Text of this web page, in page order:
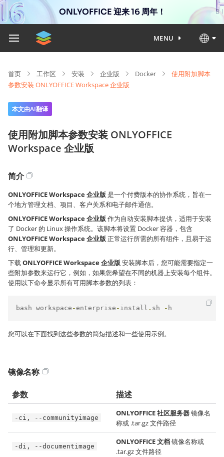
ONLYOFFICE 迎来 16 周年！
MENU
首页 工作区 安装 企业版 Docker
使用附加脚本
参数安装 ONLYOFFICE Workspace 企业版
本文由AI翻译
使用附加脚本参数安装 ONLYOFFICE
Workspace 企业版
简介
ONLYOFFICE Workspace 企业版 是一个付费版本的协作系统，旨在一
个地方管理文档、项目、客户关系和电子邮件通信。
ONLYOFFICE Workspace 企业版 作为自动安装脚本提供，适用于安装
了 Docker 的 Linux 操作系统。该脚本将设置 Docker 容器，包含
ONLYOFFICE Workspace 企业版 正常运行所需的所有组件，且易于运
行、管理和更新。
下载ONLYOFFICE Workspace 企业版 安装脚本后，您可能需要指定一
些附加参数来运行它，例如，如果您希望在不同的机器上安装每个组件。
使用以下命令显示所有可用脚本参数的列表：
bash workspace -enterprise - install . sh - h
您可以在下面找到这些参数的简短描述和一些使用示例。
镜像名称
参数 描述
-ci, --communityimage
ONLYOFFICE 社区服务器镜像名
称或 .tar.gz 文件路径
-di, --documentimage
ONLYOFFICE 文档镜像名称或
.tar.gz 文件路径